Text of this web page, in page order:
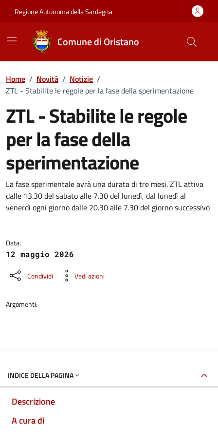
Regione Autonoma della Sardegna
Comune di Oristano
Home / Novità / Notizie /
ZTL - Stabilite le regole per la fase della sperimentazione
ZTL - Stabilite le regole
per la fase della
sperimentazione
Dettagli della notizia
La fase sperimentale avrà una durata di tre mesi. ZTL attiva
dalle 13.30 del sabato alle 7.30 del lunedì, dal lunedì al
venerdì ogni giorno dalle 20.30 alle 7.30 del giorno successivo
Data:
12 maggio 2026
Condividi Vedi azioni
Argomenti:
INDICE DELLA PAGINA
Descrizione
A cura di